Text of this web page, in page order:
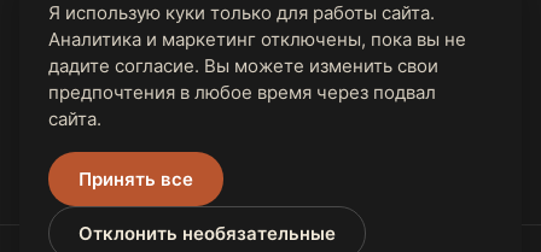
О Джоне
Контакты
Правовая информация
Конфиденциальность
Я использую куки только для работы сайта.
Аналитика и маркетинг отключены, пока вы не
дадите согласие. Вы можете изменить свои
предпочтения в любое время через подвал
сайта.
Принять все
Отклонить необязательные